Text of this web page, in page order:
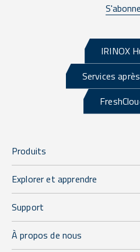
IRINOX
Services
Produits
Explorer et apprendre
Support
À propos de nous